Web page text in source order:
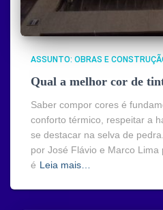
ASSUNTO: OBRAS E
Qual a melhor cor de
Saber compor cores é
conforto térmico, respeitar a
se destacar na selva de
por José Flávio e Marco
é Leia mais…